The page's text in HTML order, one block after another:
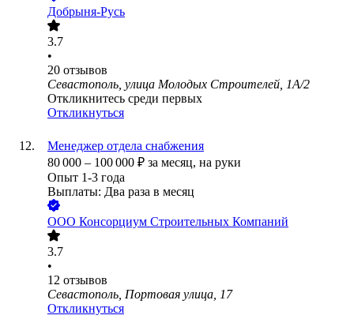
Добрыня-Русь
3.7
•
20 отзывов
Севастополь, улица Молодых Строителей, 1А/2
Откликнитесь среди первых
Откликнуться
Менеджер отдела снабжения
80 000 – 100 000 ₽ за месяц, на руки
Опыт 1-3 года
Выплаты: Два раза в месяц
ООО Консорциум Строительных Компаний
3.7
•
12 отзывов
Севастополь, Портовая улица, 17
Откликнуться